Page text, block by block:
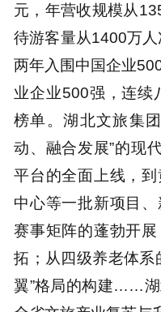
元，年营收规模从
待游客量从1400万
两年入围中国企业
业企业500强，连续
榜单。湖北文旅集
动、融合发展”的现
平台的全面上线，
中心等一批新项目
赛事矩阵的蓬勃开
拓；从四级养老体系
翼”格局的构建……湖